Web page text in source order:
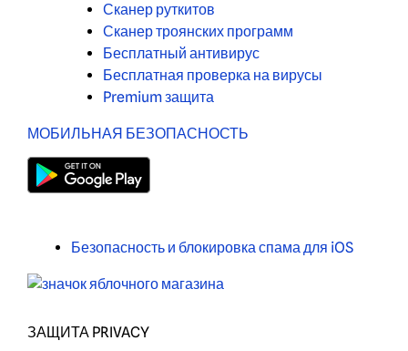
Сканер руткитов
Сканер троянских программ
Бесплатный антивирус
Бесплатная проверка на вирусы
Premium защита
МОБИЛЬНАЯ БЕЗОПАСНОСТЬ
Безопасность и блокировка спама для iOS
ЗАЩИТА PRIVACY